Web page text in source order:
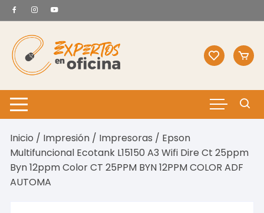
Saltar
al
contenido
Inicio / Impresión / Impresoras / Epson
Multifuncional Ecotank L15150 A3 Wifi Dire Ct 25ppm
Byn 12ppm Color CT 25PPM BYN 12PPM COLOR ADF
AUTOMA